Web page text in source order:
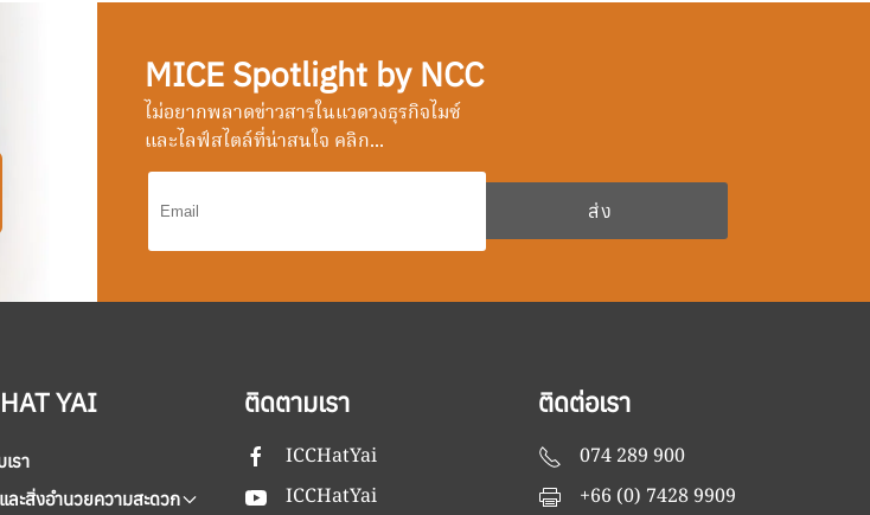
MICE Spotlight by NCC
ไม่อยากพลาดข่าวสารในแวดวงธุรกิจไมซ์
และไลฟ์สไตล์ที่น่าสนใจ คลิก...
YAI
รา
ละสิ่งอำนวยความสะดวก
ติดตามเรา
ICCHatYai
ICCHatYai
ติดต่อเรา
074 289 900
+66 (0) 7428 9909